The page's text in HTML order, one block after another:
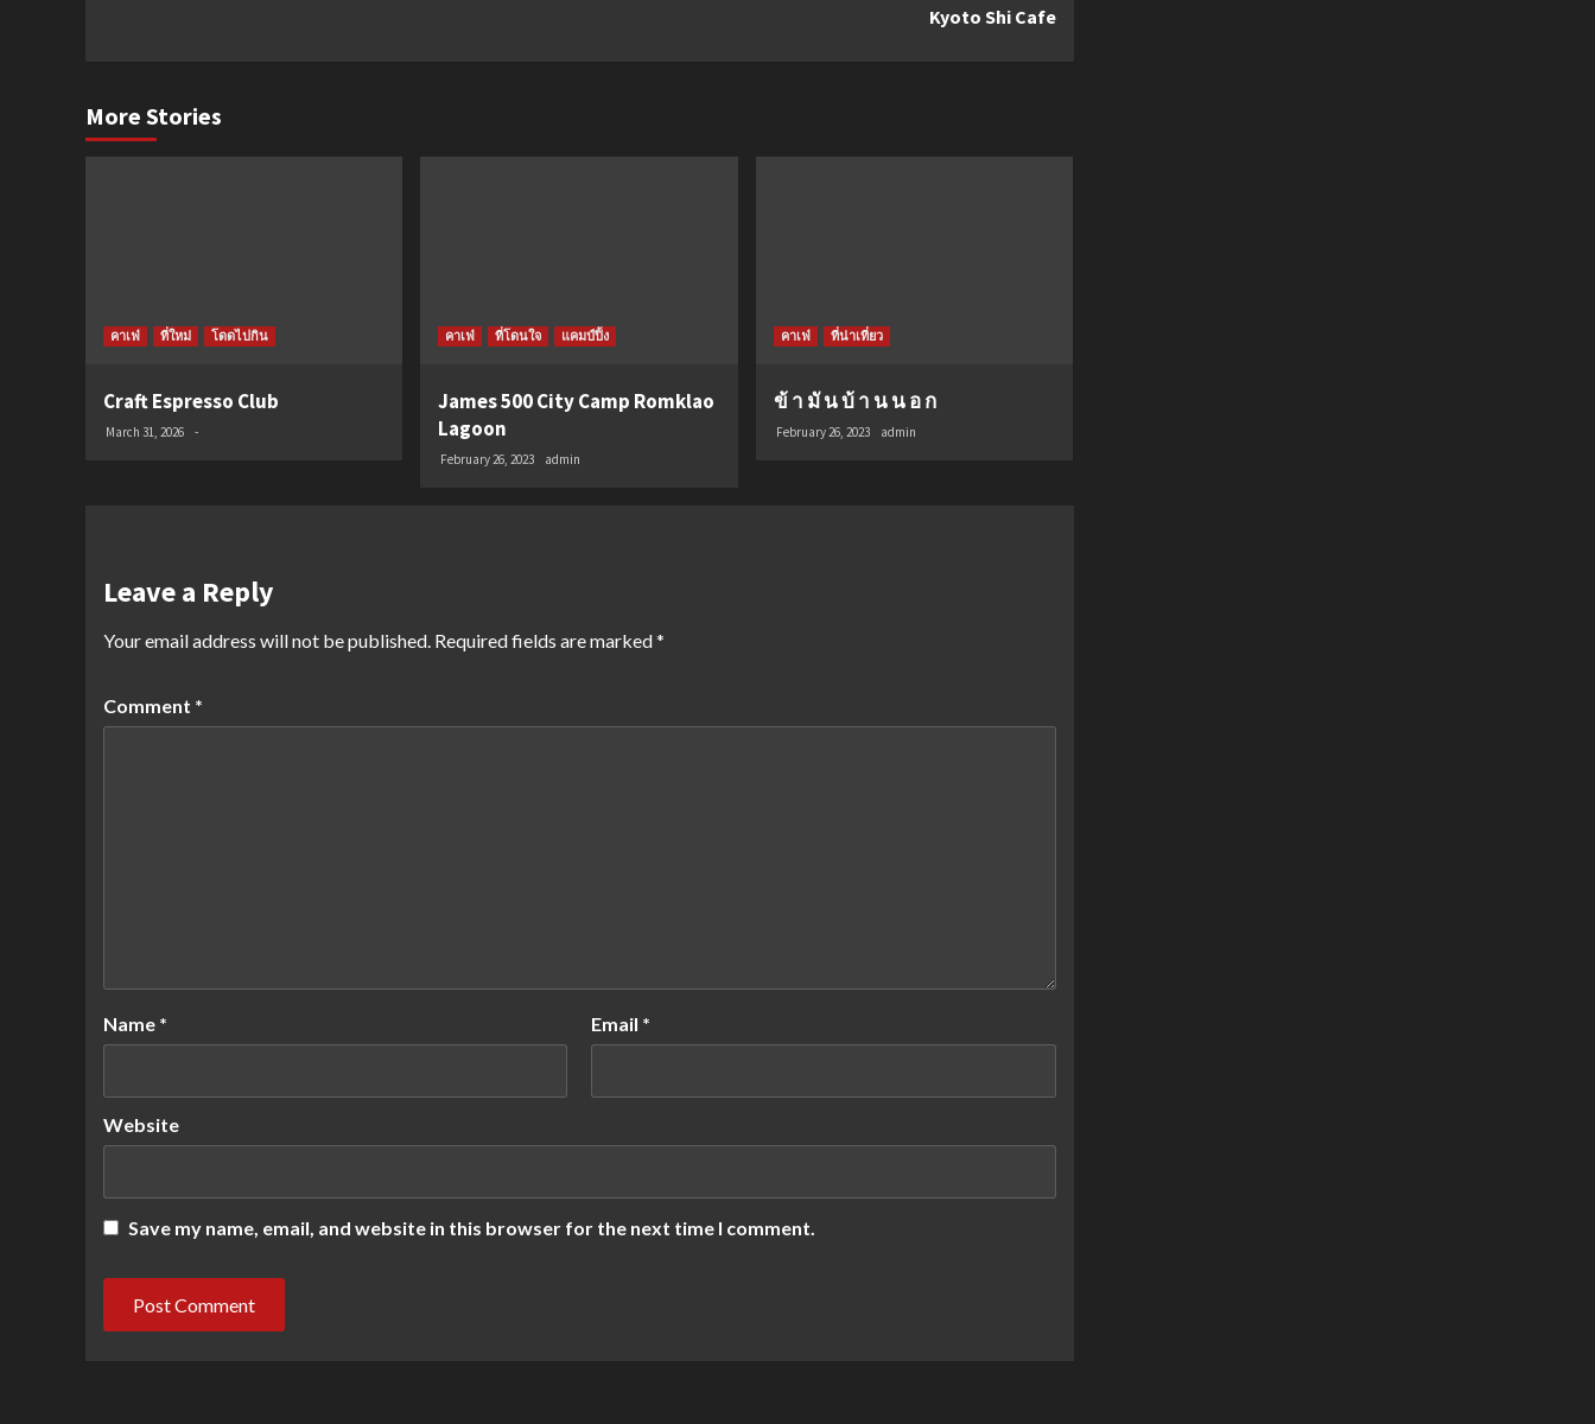
Kyoto Shi Cafe
More Stories
คาเฟ่ ที่ใหม่ โดดไปกิน
Craft Espresso Club
March 31, 2026 -
คาเฟ่ ที่โดนใจ แคมป์ปิ้ง
James 500 City Camp Romklao
Lagoon
February 26, 2023 admin
คาเฟ่ ที่น่าเที่ยว
ข้ า มั น บ้ า น น อ ก
February 26, 2023 admin
Leave a Reply
Your email address will not be published. Required fields are marked*
Comment *
Name * Email *
Website
Save my name, email, and website in this browser for the next time I comment.